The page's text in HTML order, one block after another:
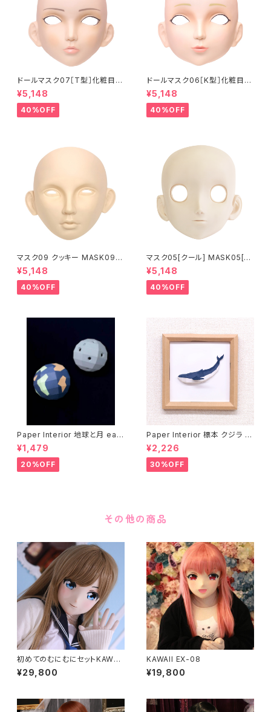
ドールマスク07［T型］化粧目穴
処理済 MASK07 [DOLL T] O
pening eye hole and make
up
¥5,148
40%OFF
ドールマスク06［K型］化粧目穴
処理 MASK06 [DOLL K] Op
ening eye hole and make
up
¥5,148
40%OFF
マスク09 クッキー MASK09
“COOKIE”
¥5,148
40%OFF
マスク05[クール] MASK05[C
OOL]
¥5,148
40%OFF
Paper Interior 地球と月 eart
h and moon
¥1,479
20%OFF
Paper Interior 標本 クジラ s
pecimen whale
¥2,226
30%OFF
その他の商品
初めてのむにむにセットKAWAII
EX-15
¥29,800
KAWAII EX-08
¥19,800